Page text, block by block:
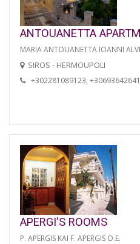
ANTOUANETTA
MARIA ANTOUANETTA IOANNI
SIROS - HERMOUPOLI
+302281089123,
APERGI'S ROOMS
P. APERGIS KAI F. APERGIS O.E.